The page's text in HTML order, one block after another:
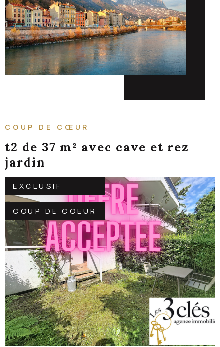
COUP DE CŒUR
t2 de 37 m² avec cave et rez
jardin
EXCLUSIF
COUP DE COEUR